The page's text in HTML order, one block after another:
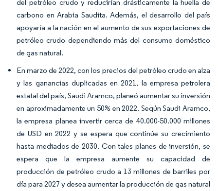
del petróleo crudo y reducirían drásticamente la huella de
carbono en Arabia Saudita. Además, el desarrollo del país
apoyaría a la nación en el aumento de sus exportaciones de
petróleo crudo dependiendo más del consumo doméstico
de gas natural.
En marzo de 2022, con los precios del petróleo crudo en alza
y las ganancias duplicadas en 2021, la empresa petrolera
estatal del país, Saudi Aramco, planeó aumentar su inversión
en aproximadamente un 50% en 2022. Según Saudi Aramco,
la empresa planea invertir cerca de 40.000-50.000 millones
de USD en 2022 y se espera que continúe su crecimiento
hasta mediados de 2030. Con tales planes de inversión, se
espera que la empresa aumente su capacidad de
producción de petróleo crudo a 13 millones de barriles por
día para 2027 y desea aumentar la producción de gas natural